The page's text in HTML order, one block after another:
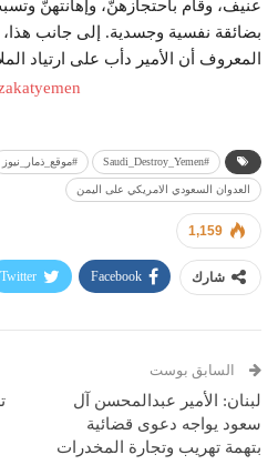
عنيف، وقام باحتجازهنّ، وإهانتهنّ
بضائقة نفسية وجسدية. إلى جانب
المعروف أن الأمير دأب على ارتياد
#‎Saudi_Destroy_Yemen‬ ‫#‏موقع_ذمار_نيوز
العدوان السعودي الامريكي على اليمن
1,159
شارك Facebook
Twitter
السابق بوست
لبنان: الأمير عبدالمحسن آل
سعود يواجه دعوى قضائية
بتهمة تهريب وتجارة المخدرات